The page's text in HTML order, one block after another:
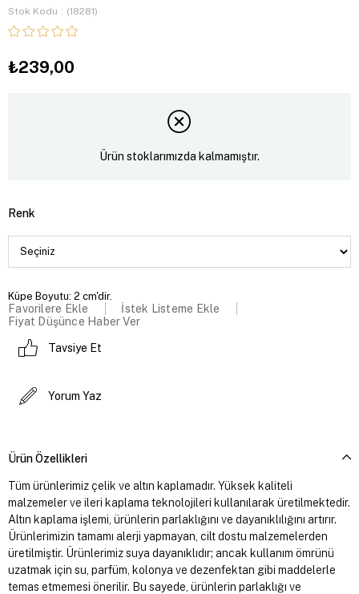
Stok Kodu (18281)
₺239,00
Ürün stoklarımızda kalmamıştır.
Renk
Küpe Boyutu: 2 cm'dir.
Favorilere Ekle
İstek Listeme Ekle
Fiyat Düşünce Haber Ver
Tavsiye Et
Yorum Yaz
Ürün Özellikleri
Tüm ürünlerimiz çelik ve altın kaplamadır. Yüksek kaliteli
malzemeler ve ileri kaplama teknolojileri kullanılarak üretilmektedir.
Altın kaplama işlemi, ürünlerin parlaklığını ve dayanıklılığını artırır.
Ürünlerimizin tamamı alerji yapmayan, cilt dostu malzemelerden
üretilmiştir. Ürünlerimiz suya dayanıklıdır; ancak kullanım ömrünü
uzatmak için su, parfüm, kolonya ve dezenfektan gibi maddelerle
temas etmemesi önerilir. Bu sayede, ürünlerin parlaklığı ve